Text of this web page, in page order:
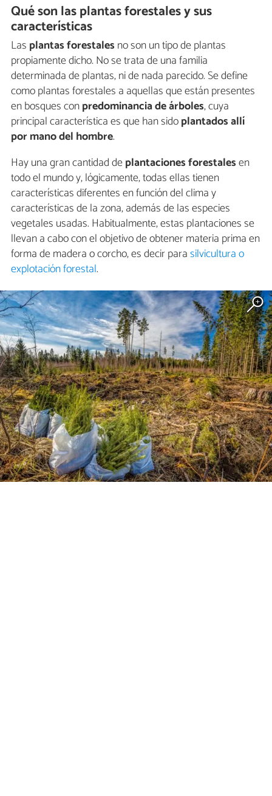
Qué son las plantas forestales y sus
características
Las plantas forestales no son un tipo de plantas
propiamente dicho. No se trata de una familia
determinada de plantas, ni de nada parecido. Se define
como plantas forestales a aquellas que están presentes
en bosques conpredominancia de árboles, cuya
principal característica es que han sidoplantados allí
por mano del hombre.
Hay una gran cantidad deplantaciones forestalesen
todo el mundo y, lógicamente, todas ellas tienen
características diferentes en función del clima y
características de la zona, además de las especies
vegetales usadas. Habitualmente, estas plantaciones se
llevan a cabo con el objetivo de obtener materia prima en
forma de madera o corcho, es decir parasilvicultura o
explotación forestal.